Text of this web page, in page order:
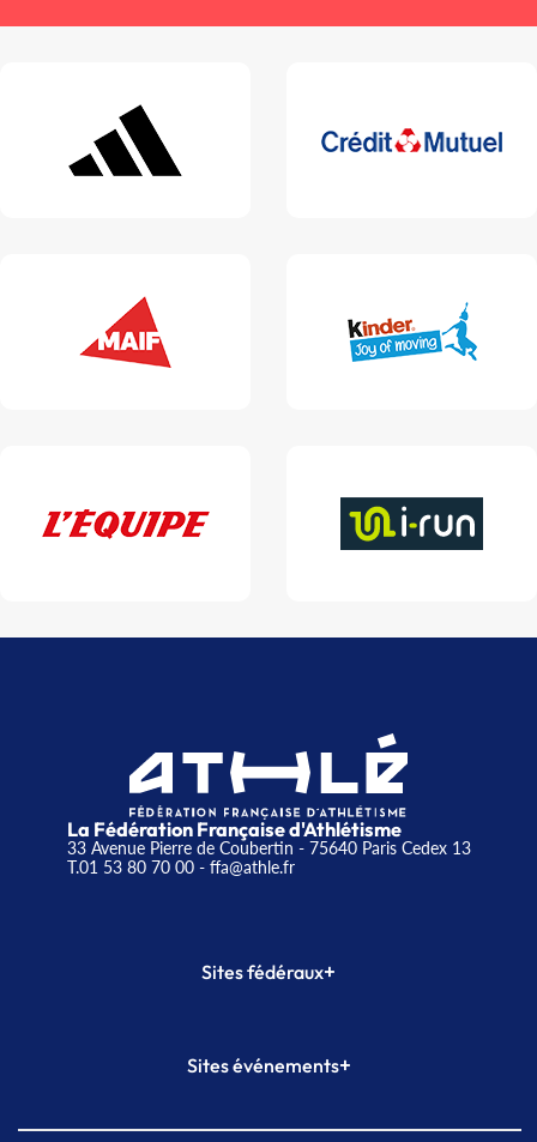
La Fédération Française d'Athlétisme
33 Avenue Pierre de Coubertin - 75640 Paris Cedex 13
T.01 53 80 70 00- ffa@athle.fr
Sites fédéraux+
Plateforme Formation
Sites événements+
Meeting de Paris indoor